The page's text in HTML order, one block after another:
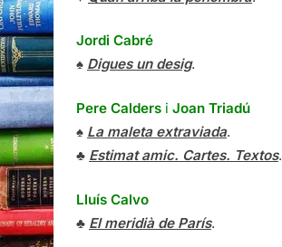
Jordi Cabré
♠ Digues un desig.
Pere Calders i Joan Triadú
♠ La maleta extraviada.
♣ Estimat amic. Cartes. Textos.
Lluís Calvo
♣ El meridià de París.